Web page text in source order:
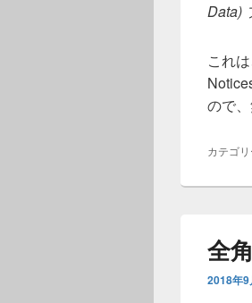
Data)
これ
ので
カテゴ
全
2018年9